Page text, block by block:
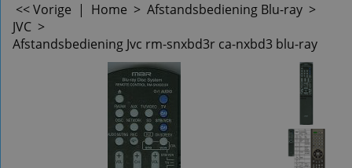
<< Vorige | Home > Afstandsbediening Blu-ray >
JVC >
Afstandsbediening Jvc rm-snxbd3r ca-nxbd3 blu-ray